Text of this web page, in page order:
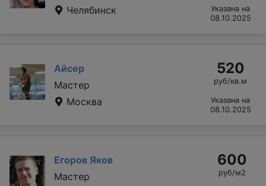
Челябинск
Указана на
08.10.2025
Айсер
Мастер
Москва
520
руб/кв.м
Указана на
08.10.2025
Егоров Яков
Мастер
600
руб/м2